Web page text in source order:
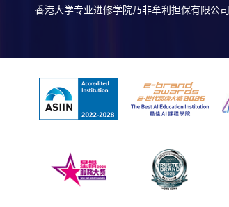
香港大学专业进修学院乃非牟利担保有限公司